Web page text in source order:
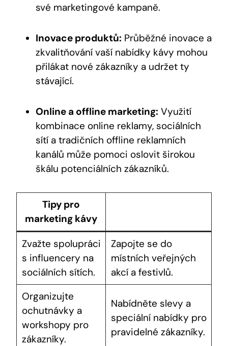
své marketingové kampaně.
Inovace produktů: Průběžné inovace a
zkvalitňování vaší nabídky kávy mohou
přilákat nové zákazníky a udržet ty
stávající.
Online a offline marketing: Využití
kombinace online reklamy, sociálních
sítí a tradičních offline reklamních
kanálů může pomoci oslovit širokou
škálu potenciálních zákazníků.
Tipy pro
marketing kávy
Zvažte spolupráci
s influencery na
sociálních sítích.
Zapojte se do
místních veřejných
akcí a festivlů.
Organizujte
ochutnávky a
workshopy pro
zákazníky.
Nabídněte slevy a
speciální nabídky pro
pravidelné zákazníky.